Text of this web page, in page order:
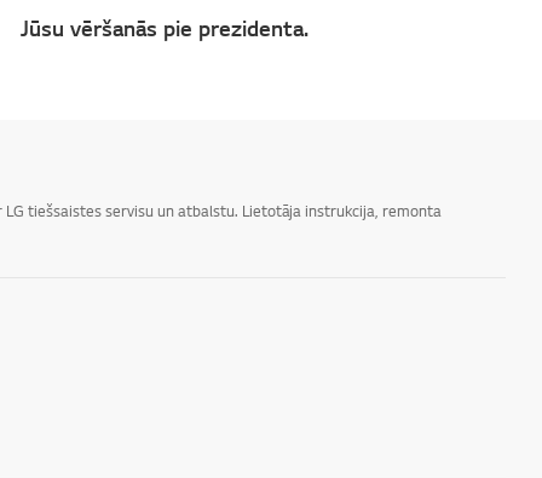
Jūsu vēršanās pie prezidenta.
tiešsaistes servisu un atbalstu. Lietotāja instrukcija, remonta